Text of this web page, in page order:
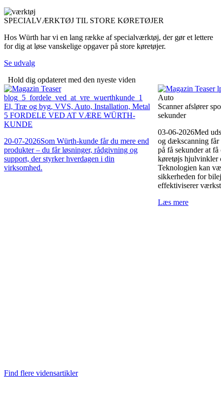
SPECIALVÆRKTØJ TIL STORE KØRETØJER
Hos Würth har vi en lang række af specialværktøj, der gør et lettere
for dig at løse vanskelige opgaver på store køretøjer.
Se udvalg
Hold dig opdateret med den nyeste viden
El, Træ og byg, VVS, Auto, Installation, Metal
5 FORDELE VED AT VÆRE WÜRTH-
KUNDE
20-07-2026Som Würth-kunde får du mere end
produkter – du får løsninger, rådgivning og
support, der styrker hverdagen i din
virksomhed.
Auto
Scanner afslører
sekunder
03-06-2026Med
og dækscanning
på få sekunder at
køretøjs hjulvinkler
Teknologien kan
sikkerheden for
effektiviserer
Læs mere
Find flere vidensartikler